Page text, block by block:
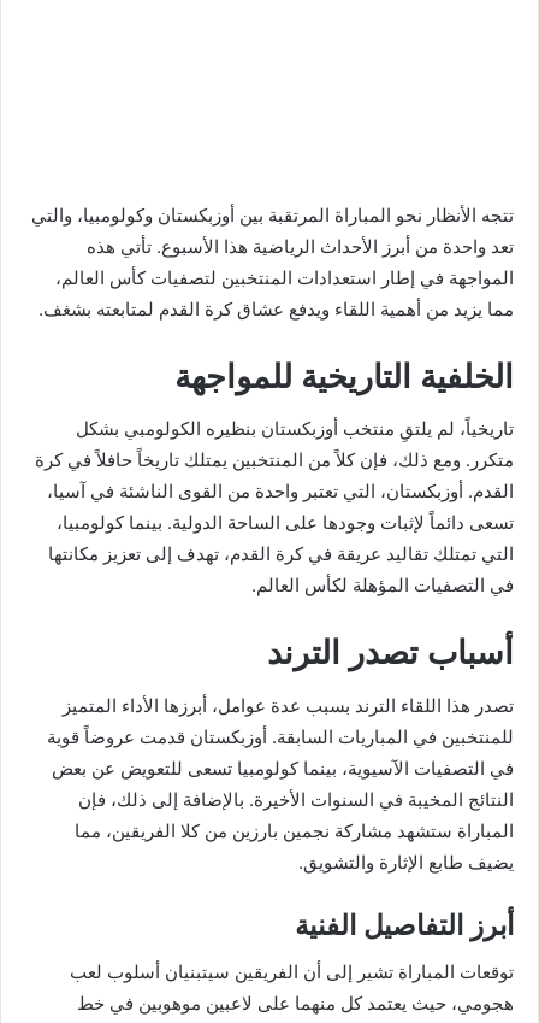
تتجه الأنظار نحو المباراة المرتقبة بين أوزبكستان وكولومبيا، والتي
تعد واحدة من أبرز الأحداث الرياضية هذا الأسبوع. تأتي هذه
المواجهة في إطار استعدادات المنتخبين لتصفيات كأس العالم،
مما يزيد من أهمية اللقاء ويدفع عشاق كرة القدم لمتابعته بشغف.
الخلفية التاريخية للمواجهة
تاريخياً، لم يلتقِ منتخب أوزبكستان بنظيره الكولومبي بشكل
متكرر. ومع ذلك، فإن كلاً من المنتخبين يمتلك تاريخاً حافلاً في كرة
القدم. أوزبكستان، التي تعتبر واحدة من القوى الناشئة في آسيا،
تسعى دائماً لإثبات وجودها على الساحة الدولية. بينما كولومبيا،
التي تمتلك تقاليد عريقة في كرة القدم، تهدف إلى تعزيز مكانتها
في التصفيات المؤهلة لكأس العالم.
أسباب تصدر الترند
تصدر هذا اللقاء الترند بسبب عدة عوامل، أبرزها الأداء المتميز
للمنتخبين في المباريات السابقة. أوزبكستان قدمت عروضاً قوية
في التصفيات الآسيوية، بينما كولومبيا تسعى للتعويض عن بعض
النتائج المخيبة في السنوات الأخيرة. بالإضافة إلى ذلك، فإن
المباراة ستشهد مشاركة نجمين بارزين من كلا الفريقين، مما
يضيف طابع الإثارة والتشويق.
أبرز التفاصيل الفنية
توقعات المباراة تشير إلى أن الفريقين سيتبنيان أسلوب لعب
هجومي، حيث يعتمد كل منهما على لاعبين موهوبين في خط